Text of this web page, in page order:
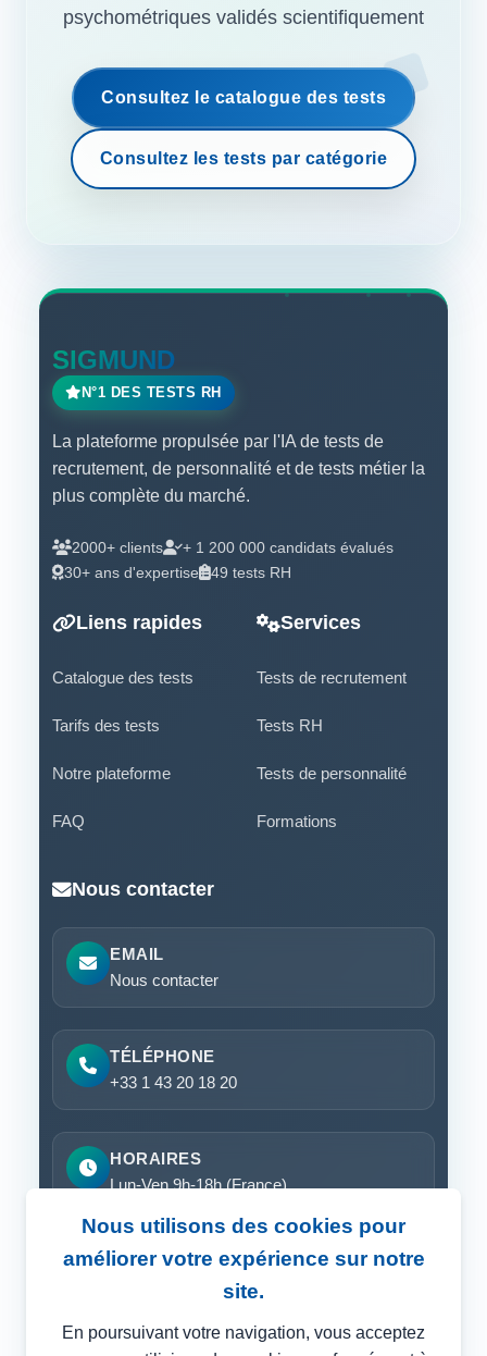
Nous utilisons des cookies pour
améliorer votre expérience sur notre
site.
En poursuivant votre navigation, vous acceptez
psychométriques validés scientifiquement
Consultez le catalogue des tests
Consultez les tests par catégorie
SIGMUND
N°1 DES TESTS RH
La plateforme propulsée par l'IA de tests de
recrutement, de personnalité et de tests métier la
plus complète du marché.
2000+ clients
+ 1 200 000 candidats évalués
30+ ans d'expertise
49 tests RH
Liens rapides
Catalogue des tests
Tarifs des tests
Notre plateforme
FAQ
Services
Tests de recrutement
Tests RH
Tests de personnalité
Formations
Nous contacter
EMAIL
Nous contacter
TÉLÉPHONE
+33 1 43 20 18 20
HORAIRES
Lun-Ven 9h-18h (France)
Demander une démo